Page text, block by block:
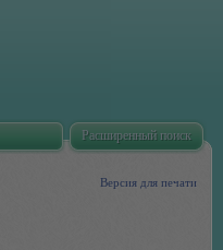
Расширенный поиск
Версия для печати